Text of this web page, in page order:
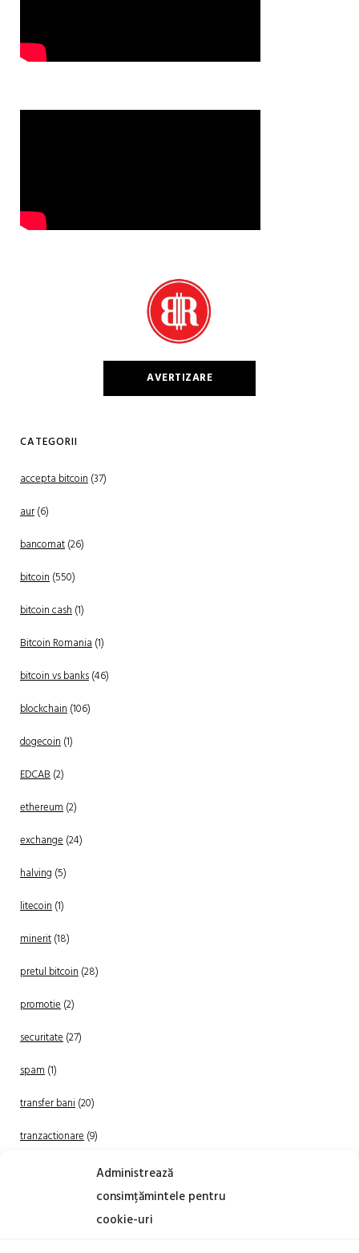
Administrează
consimțămintele pentru
cookie-uri
AVERTIZARE
CATEGORII
accepta bitcoin(37)
aur(6)
bancomat(26)
bitcoin(550)
bitcoin cash(1)
Bitcoin Romania(1)
bitcoin vs banks(46)
blockchain(106)
dogecoin(1)
EDCAB(2)
ethereum(2)
exchange(24)
halving (5)
litecoin(1)
minerit(18)
pretul bitcoin(28)
promotie(2)
securitate(27)
spam(1)
transfer bani(20)
tranzactionare(9)
(20)